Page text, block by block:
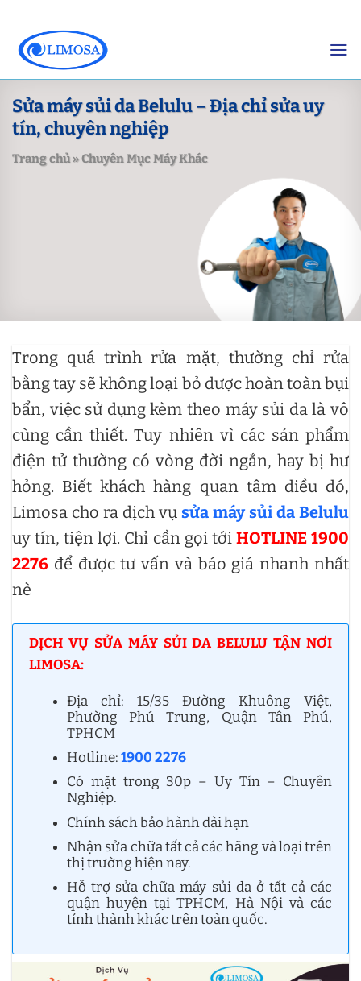
content
Sửa máy sủi da Belulu – Địa chỉ sửa uy
tín, chuyên nghiệp
Trang chủ»Chuyên Mục Máy Khác
Trong quá trình rửa mặt, thường chỉ rửa
bằng tay sẽ không loại bỏ được hoàn toàn bụi
bẩn, việc sử dụng kèm theo máy sủi da là vô
cùng cần thiết. Tuy nhiên vì các sản phẩm
điện tử thường có vòng đời ngắn, hay bị hư
hỏng. Biết khách hàng quan tâm điều đó,
Limosa cho ra dịch vụ sửa máy sủi da Belulu
uy tín, tiện lợi. Chỉ cần gọi tới HOTLINE 1900
2276 để được tư vấn và báo giá nhanh nhất
nè
DỊCH VỤ SỬA MÁY SỦI DA BELULU TẬN NƠI
LIMOSA:
Địa chỉ: 15/35 Đường Khuông Việt,
Phường Phú Trung, Quận Tân Phú,
TPHCM
Hotline:1900 2276
Có mặt trong 30p – Uy Tín – Chuyên
Nghiệp.
Chính sách bảo hành dài hạn
Nhận sửa chữa tất cả các hãng và loại trên
thị trường hiện nay.
Hỗ trợ sửa chữa máy sủi da ở tất cả các
quận huyện tại TPHCM, Hà Nội và các
tỉnh thành khác trên toàn quốc.